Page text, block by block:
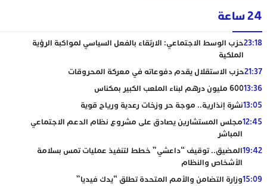
24 ساعة
23:18حزب الوسط الاجتماعي: الارتقاء بالفعل السياسي لمواكبة الرؤية
الملكية
21:37حزب الاستقلال يقدم دفوعاته في معركة المحروقات
13:36600 مليون درهم لبناء الملعب الكبير بمكناس
13:05نشرة إنذارية.. موجة حر وزخات رعدية ورياح قوية
12:45مجلس المستشارين يصادق على مشروع نظام الدعم الاجتماعي
المباشر
19:42المضيق.. توقيف “داعشي” خطط لتنفيذ عمليات تمس بسلامة
الأشخاص والنظام
15:09وزارة التضامن والأمم المتحدة تطلق “يدك فيديا”